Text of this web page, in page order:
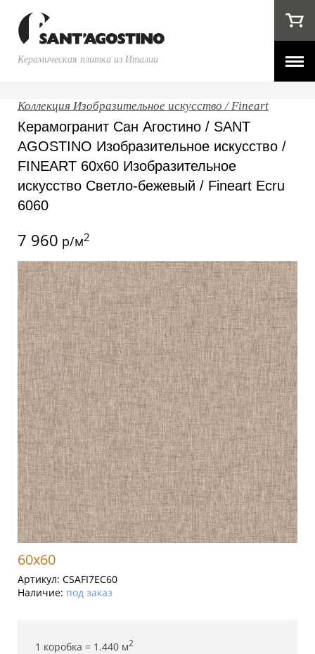
Керамическая плитка из Италии
Коллекция Изобразительное искусство / Fineart
Керамогранит Сан Агостино / SANT
AGOSTINO Изобразительное искусство /
FINEART 60x60 Изобразительное
искусство Светло-бежевый / Fineart Ecru
6060
7 960 р/м2
60x60
Артикул: CSAFI7EC60
Наличие: под заказ
1 коробка = 1.440 м2